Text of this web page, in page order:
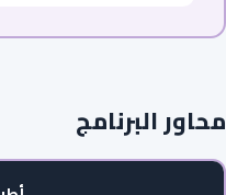
محاور البرنامج